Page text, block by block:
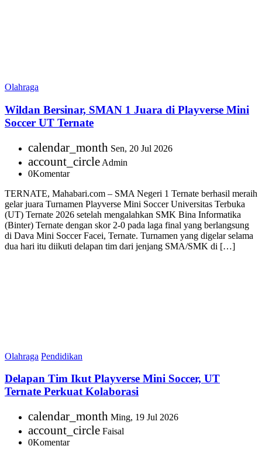
Olahraga
Wildan Bersinar, SMAN 1 Juara di Playverse Mini
Soccer UT Ternate
calendar_month Sen, 20 Jul 2026
account_circle Admin
0Komentar
TERNATE, Mahabari.com – SMA Negeri 1 Ternate berhasil meraih
gelar juara Turnamen Playverse Mini Soccer Universitas Terbuka
(UT) Ternate 2026 setelah mengalahkan SMK Bina Informatika
(Binter) Ternate dengan skor 2-0 pada laga final yang berlangsung
di Dava Mini Soccer Facei, Ternate. Turnamen yang digelar selama
dua hari itu diikuti delapan tim dari jenjang SMA/SMK di […]
Olahraga Pendidikan
Delapan Tim Ikut Playverse Mini Soccer, UT
Ternate Perkuat Kolaborasi
calendar_month Ming, 19 Jul 2026
account_circle Faisal
0Komentar